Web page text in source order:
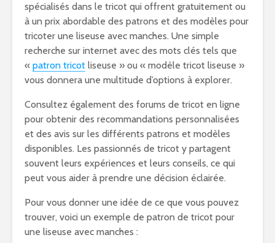
spécialisés dans le tricot qui offrent gratuitement ou
à un prix abordable des patrons et des modèles pour
tricoter une liseuse avec manches. Une simple
recherche sur internet avec des mots clés tels que
« patron tricot liseuse » ou « modèle tricot liseuse »
vous donnera une multitude d’options à explorer.
Consultez également des forums de tricot en ligne
pour obtenir des recommandations personnalisées
et des avis sur les différents patrons et modèles
disponibles. Les passionnés de tricot y partagent
souvent leurs expériences et leurs conseils, ce qui
peut vous aider à prendre une décision éclairée.
Pour vous donner une idée de ce que vous pouvez
trouver, voici un exemple de patron de tricot pour
une liseuse avec manches :